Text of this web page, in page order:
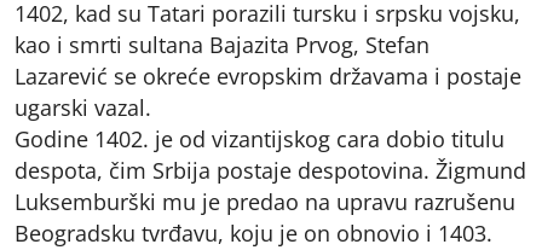
1402, kad su Tatari porazili tursku i srpsku vojsku,
kao i smrti sultana Bajazita Prvog, Stefan
Lazarević se okreće evropskim državama i postaje
ugarski vazal.
Godine 1402. je od vizantijskog cara dobio titulu
despota, čim Srbija postaje despotovina. Žigmund
Luksemburški mu je predao na upravu razrušenu
Beogradsku tvrđavu, koju je on obnovio i 1403.